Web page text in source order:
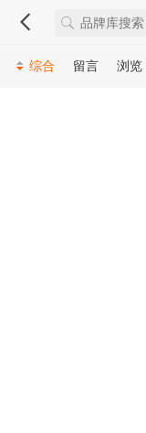
综合 留言 浏览